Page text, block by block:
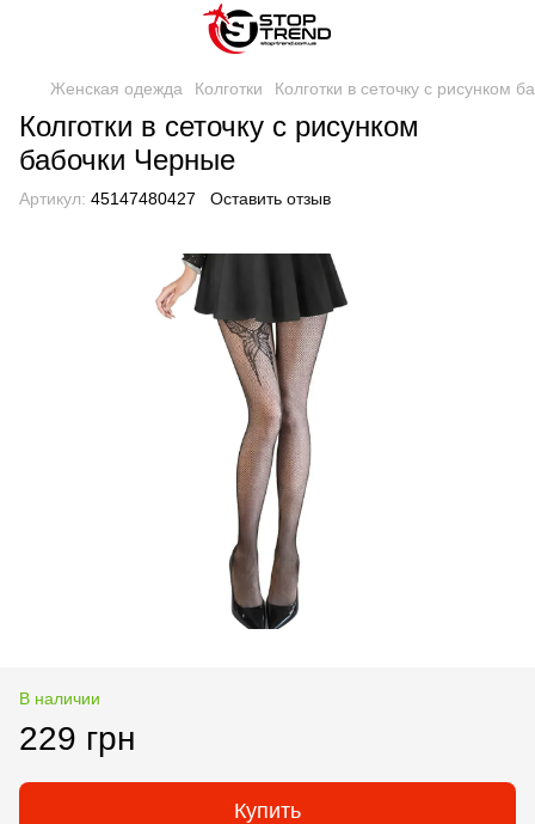
Женская одежда Колготки Колготки в сеточку с рисунком
Колготки в сеточку с рисунком
бабочки Черные
Артикул: 45147480427 Оставить отзыв
В наличии
229 грн
Купить